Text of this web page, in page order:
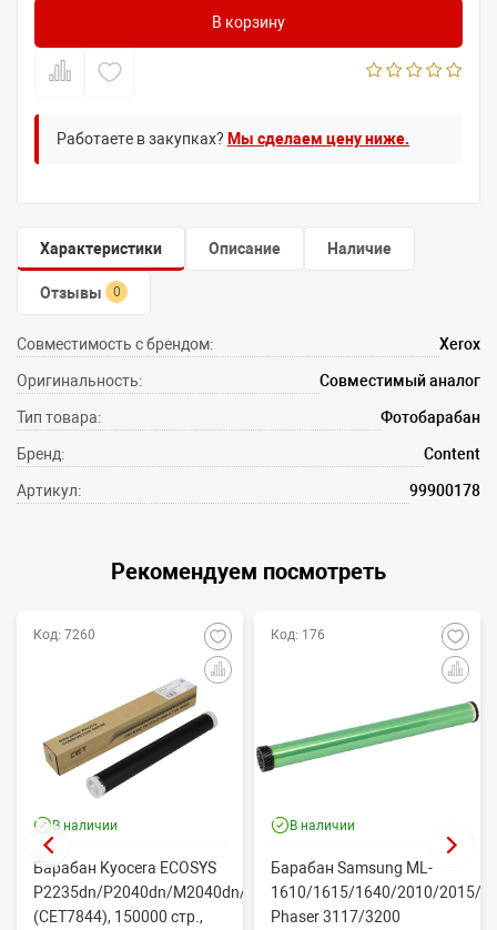
В корзину
Работаете в закупках? Мы сделаем цену ниже.
Характеристики Описание Наличие
Отзывы 0
Совместимость с брендом: Xerox
Оригинальность: Совместимый аналог
Тип товара: Фотобарабан
Бренд: Content
Артикул: 99900178
Рекомендуем посмотреть
Код: 7260
В наличии
Барабан Kyocera ECOSYS
P2235dn/P2040dn/M2040dn/M2540dw
(CET7844), 150000 стр.,
Код: 176
В наличии
Барабан Samsung ML-
1610/1615/1640/2010/2015/
Phaser 3117/3200